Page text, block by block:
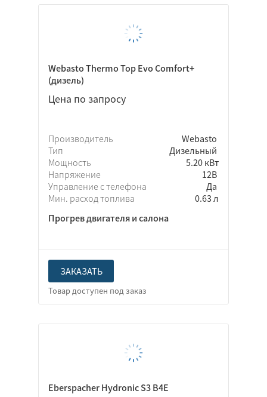
Webasto Thermo Top Evo Comfort+
(дизель)
Цена по запросу
Производитель
Webasto
Тип
Дизельный
Мощность
5.20 кВт
Напряжение
12В
Управление с телефона
Да
Мин. расход топлива
0.63 л
Прогрев двигателя и салона
ЗАКАЗАТЬ
Eberspacher Hydronic S3 B4E